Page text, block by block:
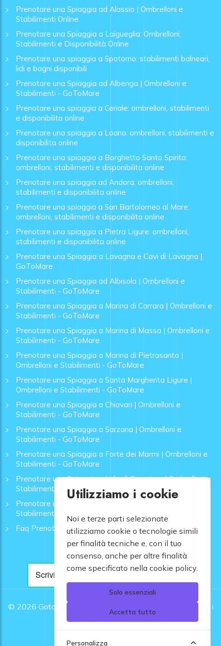
Prenotare una Spiaggia ad Alassio | Ombrelloni e
Stabilimenti Online
Prenotare una Spiaggia a Laigueglia: Ombrelloni,
Stabilimenti e Disponibilità Online
Prenotare una spiaggia a Spotorno: stabilimenti balneari,
lidi e bagni disponibili
Prenotare una Spiaggia ad Albenga | Ombrelloni e
Stabilimenti - GoToMare
Prenotare una spiaggia a Ceriale: ombrelloni, stabilimenti
e disponibilita online
Prenotare una spiaggia a Loano: ombrelloni, stabilimenti e
disponibilita online
Prenotare una spiaggia a Borghetto Santo Spirito:
ombrelloni, stabilimenti e disponibilita online
Prenotare una spiaggia ad Andora: ombrelloni,
stabilimenti e disponibilita online
Prenotare una spiaggia a San Bartolomeo al Mare:
ombrelloni, stabilimenti e disponibilita online
Prenotare una spiaggia a Pietra Ligure: ombrelloni,
stabilimenti e disponibilita online
Prenotare una Spiaggia a Lavagna e Cavi di Lavagna |
GoToMare
Prenotare una Spiaggia ad Albisola | Ombrelloni e
Stabilimenti - GoToMare
Prenotare una Spiaggia a Marina di Carrara | Ombrelloni e
Stabilimenti - GoToMare
Prenotare una Spiaggia a Marina di Massa | Ombrelloni e
Stabilimenti - GoToMare
Prenotare una Spiaggia a Marina di Pietrasanta |
Ombrelloni e Stabilimenti - GoToMare
Prenotare una Spiaggia a Santa Margherita Ligure |
Ombrelloni e Stabilimenti - GoToMare
Prenotare una Spiaggia a Chiavari | Ombrelloni e
Stabilimenti - GoToMare
Prenotare una Spiaggia a Sarzana | Ombrelloni e
Stabilimenti - GoToMare
Prenotare una Spiaggia a Forte dei Marmi | Ombrelloni e
Stabilimenti - GoToMare
Prenotare una Spiaggia a Lido di Camaiore | Ombrelloni e
Stabilimenti - GoToMare
Prenotare una Spiaggia a Rapallo | Ombrelloni e
Stabilimenti - GoToMare
Faq Prenotazione Spiagge
© 2026 Gotomare srl - Partita IVA 12948810960 .
Tutti i
diritti riservati.
Utilizziamo i cookie
Noi e terze parti selezionate
utilizziamo cookie o tecnologie simili
per finalità tecniche e, con il tuo
consenso, anche per altre finalità
come specificato nella cookie policy.
Solo essenziali
Accetta tutto
Personalizza